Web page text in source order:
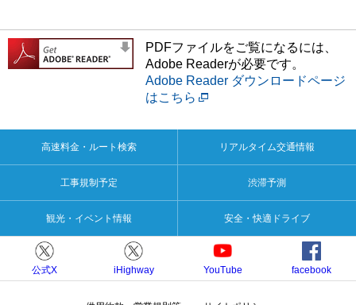
PDFファイルをご覧になるには、
Adobe Readerが必要です。
Adobe Reader ダウンロードページ
はこちら
高速料金・ルート検索 リアルタイム交通情報
工事規制予定 渋滞予測
観光・イベント情報 安全・快適ドライブ
公式X iHighway YouTube facebook